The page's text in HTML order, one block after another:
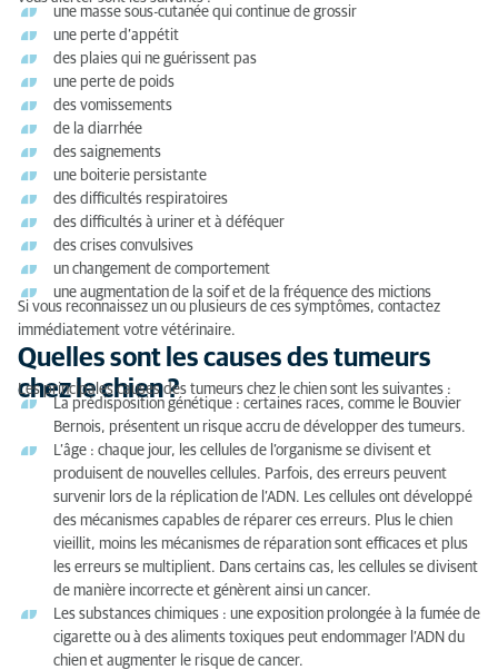
une masse sous-cutanée qui continue de grossir
une perte d’appétit
des plaies qui ne guérissent pas
une perte de poids
des vomissements
de la diarrhée
des saignements
une boiterie persistante
des difficultés respiratoires
des difficultés à uriner et à déféquer
des crises convulsives
un changement de comportement
une augmentation de la soif et de la fréquence des mictions
Si vous reconnaissez un ou plusieurs de ces symptômes, contactez
immédiatement votre vétérinaire.
Quelles sont les causes des tumeurs
chez le chien ?
Les principales causes des tumeurs chez le chien sont les suivantes :
La prédisposition génétique : certaines races, comme le Bouvier
Bernois, présentent un risque accru de développer des tumeurs.
L’âge : chaque jour, les cellules de l’organisme se divisent et
produisent de nouvelles cellules. Parfois, des erreurs peuvent
survenir lors de la réplication de l’ADN. Les cellules ont développé
des mécanismes capables de réparer ces erreurs. Plus le chien
vieillit, moins les mécanismes de réparation sont efficaces et plus
les erreurs se multiplient. Dans certains cas, les cellules se divisent
de manière incorrecte et génèrent ainsi un cancer.
Les substances chimiques : une exposition prolongée à la fumée de
cigarette ou à des aliments toxiques peut endommager l’ADN du
chien et augmenter le risque de cancer.